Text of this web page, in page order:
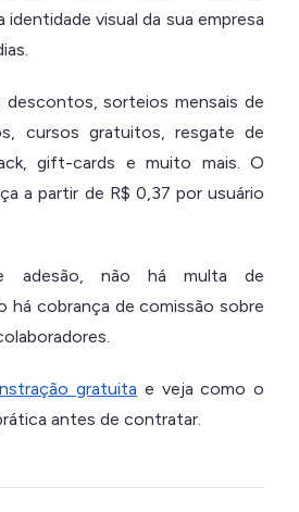
identidade visual da sua empresa
descontos, sorteios mensais de
cursos gratuitos, resgate de
gift-cards e muito mais. O
a partir de R$ 0,37 por usuário
adesão, não há multa de
há cobrança de comissão sobre
gratuita e veja como o
antes de contratar.